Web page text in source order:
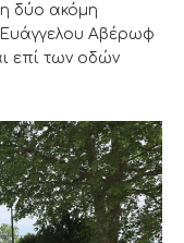
δύο ακόμη
Αβέρωφ
επί των οδών